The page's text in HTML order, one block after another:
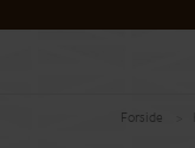
Forside